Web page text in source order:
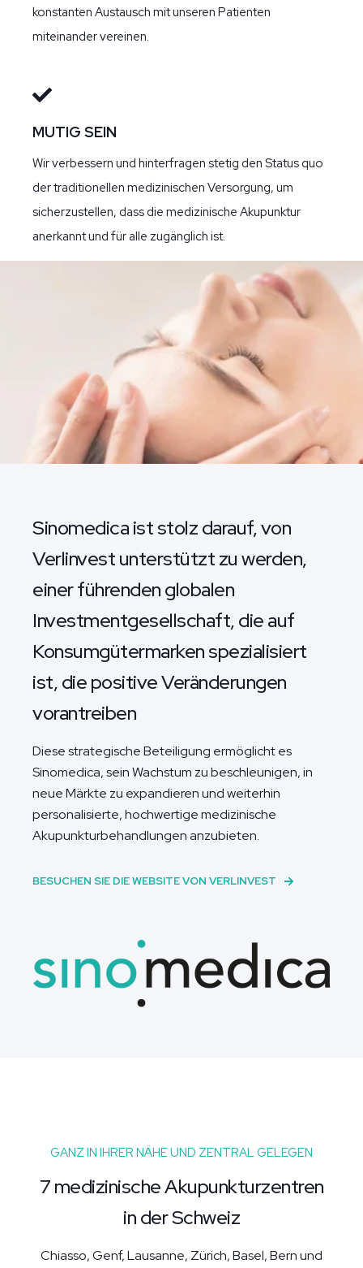
konstanten Austausch mit unseren Patienten
miteinander vereinen.
MUTIG SEIN
Wir verbessern und hinterfragen stetig den Status quo
der traditionellen medizinischen Versorgung, um
sicherzustellen, dass die medizinische Akupunktur
anerkannt und für alle zugänglich ist.
Sinomedica ist stolz darauf, von
Verlinvest unterstützt zu werden,
einer führenden globalen
Investmentgesellschaft, die auf
Konsumgütermarken spezialisiert
ist, die positive Veränderungen
vorantreiben
Diese strategische Beteiligung ermöglicht es
Sinomedica, sein Wachstum zu beschleunigen, in
neue Märkte zu expandieren und weiterhin
personalisierte, hochwertige medizinische
Akupunkturbehandlungen anzubieten.
BESUCHEN SIE DIE WEBSITE VON VERLINVEST
GANZ IN IHRER NÄHE UND ZENTRAL GELEGEN
7 medizinische Akupunkturzentren
in der Schweiz
Chiasso, Genf, Lausanne, Zürich, Basel, Bern und